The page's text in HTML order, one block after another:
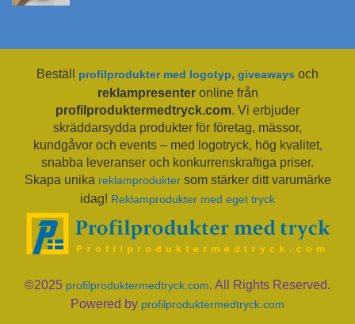
Beställ profilprodukter med logotyp, giveaways och
reklampresenteronline från
profilproduktermedtryck.com. Vi erbjuder
skräddarsydda produkter för företag, mässor,
kundgåvor och events – med logotryck, hög kvalitet,
snabba leveranser och konkurrenskraftiga priser.
Skapa unika reklamproduktersom stärker ditt varumärke
idag! Reklamprodukter med eget tryck
©2025 profilproduktermedtryck.com. All Rights Reserved.
Powered by profilproduktermedtryck.com